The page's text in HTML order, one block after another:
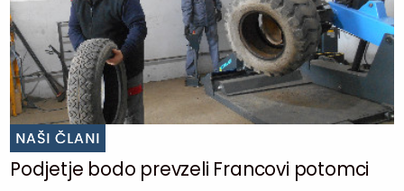
NAŠI ČLANI
Podjetje bodo prevzeli Francovi potomci